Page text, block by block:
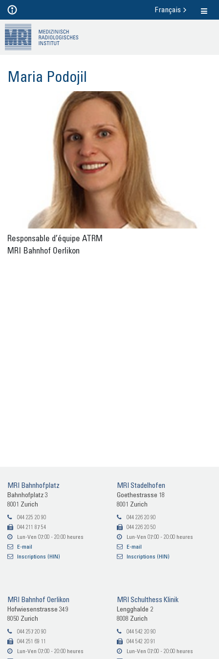
Français
Maria Po­do­jil
Re­spons­able d’équipe ATRM
MRI Bahn­hof Oer­li­kon
MRI Bahn­hof­platz
Bahn­hof­platz 3
8001 Zu­rich
044 225 20 90
044 211 87 54
Lun-​Ven 07:00 - 20:00 heu­res
E-​mail
In­scrip­ti­ons (HIN)
MRI Sta­del­ho­fen
Goe­the­stras­se 18
8001 Zu­rich
044 226 20 90
044 226 20 50
Lun-​Ven 07:00 - 20:00 heu­res
E-​mail
In­scrip­ti­ons (HIN)
MRI Bahn­hof Oer­li­kon
Hof­wie­sen­stras­se 349
8050 Zu­rich
044 257 20 90
044 251 69 11
Lun-​Ven 07:00 - 20:00 heu­res
MRI Schult­hess Kli­nik
Lengg­hal­de 2
8008 Zu­rich
044 542 20 90
044 542 20 91
Lun-​Ven 07:00 - 20:00 heu­res